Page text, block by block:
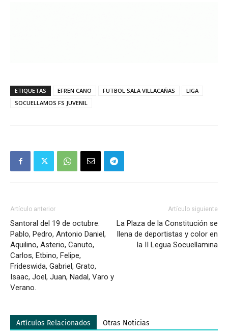
ETIQUETAS EFREN CANO FUTBOL SALA VILLACAÑAS
LIGA
SOCUELLAMOS FS JUVENIL
Artículo anterior
Santoral del 19 de octubre.
Pablo, Pedro, Antonio Daniel,
Aquilino, Asterio, Canuto,
Carlos, Etbino, Felipe,
Frideswida, Gabriel, Grato,
Isaac, Joel, Juan, Nadal, Varo y
Verano.
Artículo siguiente
La Plaza de la Constitución se
llena de deportistas y color en
la II Legua Socuellamina
Artículos Relacionados Otras Noticias